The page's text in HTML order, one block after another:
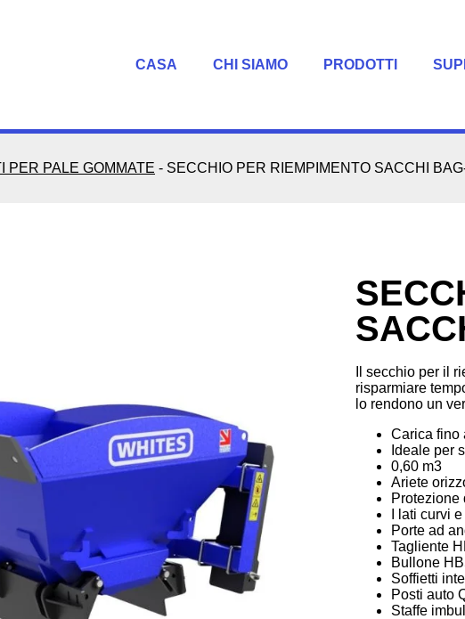
CASA CHI SIAMO PRODOTTI
PER PALE GOMMATE - SECCHIO PER RIEMPIMENTO SACCHI
Il secchio per il
risparmiare
lo rendono un
Carica fino
Ideale per
0,60 m3
Ariete
Protezione
I lati curvi
Porte ad
Tagliente
Bullone
Soffietti
Posti auto
Staffe